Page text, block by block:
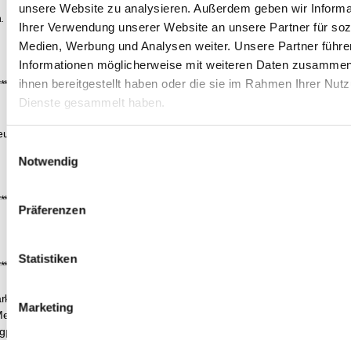
unsere Website zu analysieren. Außerdem geben wir
Ihrer Verwendung unserer Website an unsere Partner für
Medien, Werbung und Analysen weiter. Unsere Partner
Informationen möglicherweise mit weiteren Daten
ihnen bereitgestellt haben oder die sie im Rahmen Ihrer
Dienste gesammelt haben.
Notwendig
Präferenzen
Statistiken
Marketing
www.wajos.de
Maisstärke), 10 % SESAMSAAT, getrocknete Miso Paste
SESAMÖL, 4% Chillies, Ingwer, Zitronengranulat
(Honig, Maltodextrin), Korianderblätter, 1% Wakame-